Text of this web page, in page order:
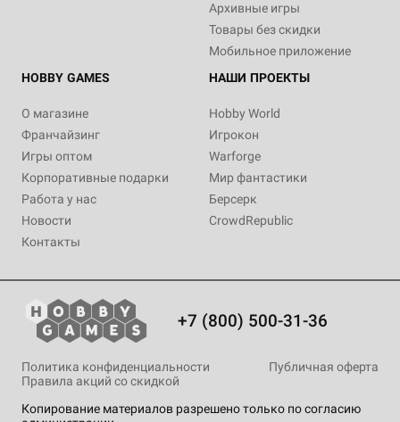
Архивные игры
Товары без скидки
Мобильное приложение
HOBBY GAMES
О магазине
Франчайзинг
Игры оптом
Корпоративные подарки
Работа у нас
Новости
Контакты
НАШИ ПРОЕКТЫ
Hobby World
Игрокон
Warforge
Мир фантастики
Берсерк
CrowdRepublic
+7 (800) 500-31-36
Копирование материалов разрешено только по согласию
Политика конфиденциальности
Публичная оферта
Правила акций со скидкой